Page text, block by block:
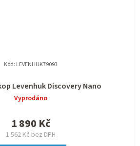
Levenhuk Discovery Nano
Vyprodáno
1 562 Kč bez DPH
1 890 Kč
Kód: LEVENHUK79093